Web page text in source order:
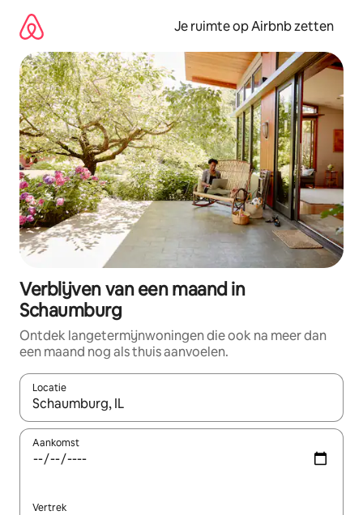
direct
naar
inhoud
Je ruimte op Airbnb zetten
Verblijven van een maand in
Schaumburg
Ontdek langetermijnwoningen die ook na meer dan
een maand nog als thuis aanvoelen.
Locatie
Wanneer er suggesties beschikbaar zijn, maak je een keuze
Aankomst
Vertrek